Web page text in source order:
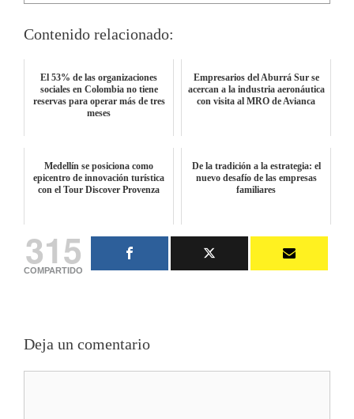
Contenido relacionado:
El 53% de las organizaciones
sociales en Colombia no tiene
reservas para operar más de tres
meses
Empresarios del Aburrá Sur se
acercan a la industria aeronáutica
con visita al MRO de Avianca
Medellín se posiciona como
epicentro de innovación turística
con el Tour Discover Provenza
De la tradición a la estrategia: el
nuevo desafío de las empresas
familiares
315
COMPARTIDO
Deja un comentario